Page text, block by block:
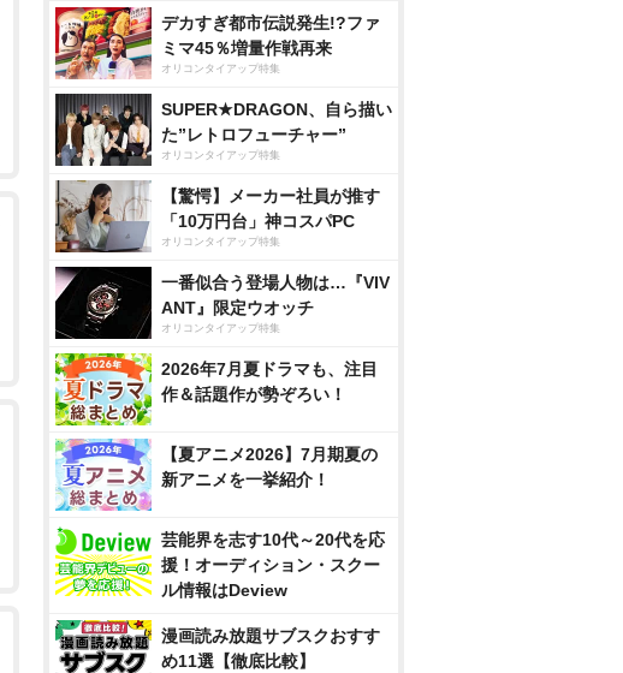
デカすぎ都市伝説発生!?ファ
ミマ45％増量作戦再来
オリコンタイアップ特集
SUPER★DRAGON、自ら描い
た”レトロフューチャー”
オリコンタイアップ特集
【驚愕】メーカー社員が推す
「10万円台」神コスパPC
オリコンタイアップ特集
一番似合う登場人物は…『VIV
ANT』限定ウオッチ
オリコンタイアップ特集
2026年7月夏ドラマも、注目
作＆話題作が勢ぞろい！
【夏アニメ2026】7月期夏の
新アニメを一挙紹介！
芸能界を志す10代～20代を応
援！オーディション・スクー
ル情報はDeview
漫画読み放題サブスクおすす
め11選【徹底比較】